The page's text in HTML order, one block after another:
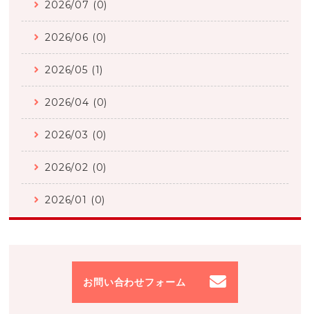
2026/07 (0)
2026/06 (0)
2026/05 (1)
2026/04 (0)
2026/03 (0)
2026/02 (0)
2026/01 (0)
お問い合わせフォーム